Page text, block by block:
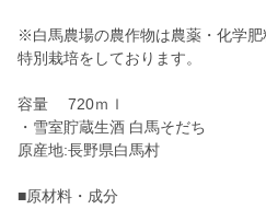
※白馬農場の農作物は農薬・化学肥
特別栽培をしております。
容量 720ｍｌ
・雪室貯蔵生酒 白馬そだち
原産地:長野県白馬村
■原材料・成分